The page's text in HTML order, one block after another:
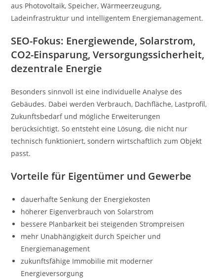
aus Photovoltaik, Speicher, Wärmeerzeugung,
Ladeinfrastruktur und intelligentem Energiemanagement.
SEO-Fokus: Energiewende, Solarstrom,
CO2-Einsparung, Versorgungssicherheit,
dezentrale Energie
Besonders sinnvoll ist eine individuelle Analyse des
Gebäudes. Dabei werden Verbrauch, Dachfläche, Lastprofil,
Zukunftsbedarf und mögliche Erweiterungen
berücksichtigt. So entsteht eine Lösung, die nicht nur
technisch funktioniert, sondern wirtschaftlich zum Objekt
passt.
Vorteile für Eigentümer und Gewerbe
dauerhafte Senkung der Energiekosten
höherer Eigenverbrauch von Solarstrom
bessere Planbarkeit bei steigenden Strompreisen
mehr Unabhängigkeit durch Speicher und
Energiemanagement
zukunftsfähige Immobilie mit moderner
Energieversorgung